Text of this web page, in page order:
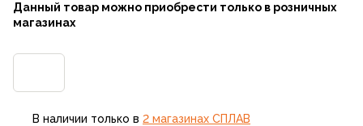
Данный товар можно приобрести только в розничных
магазинах
В наличии только в 2 магазинах CПЛАВ